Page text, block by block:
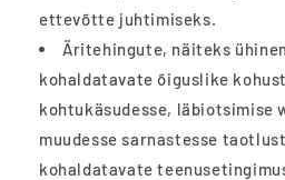
ettevõtte juhtimiseks.
Äritehingute, näiteks
kohaldatavate õiguslike
kohtukäsudesse, läbiotsimise
muudesse sarnastesse
kohaldatavate